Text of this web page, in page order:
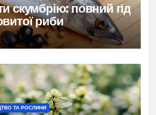
скумбрію: повний гід
риби
ТА РОСЛИНИ